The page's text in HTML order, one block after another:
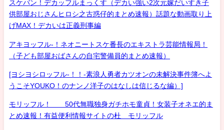
スケバン！デカッフルまっくす（デカい強い2次元嫁だいすき子
供部屋おじさんヒロシ之古惑仔的まとめ速報）話題な動画取り上
げMAX！デカいは正義刑事編
アキヨッフル-！ネオニートスケ番長のエキストラ芸能情報局！
（子ども部屋おばさんの自宅警備員的まとめ速報）
[ヨシヨシロッフル-！！-素浪人勇者カツオンの未解決事件簿へよ
うこそYOUKO！のナンノ洋子のはなしは信じるな編）]
モリッフル！ 50代無職独身ガチホモ童貞！女装子オネエ的ま
とめ速報！有益便利情報サイトの杜 モリッフル